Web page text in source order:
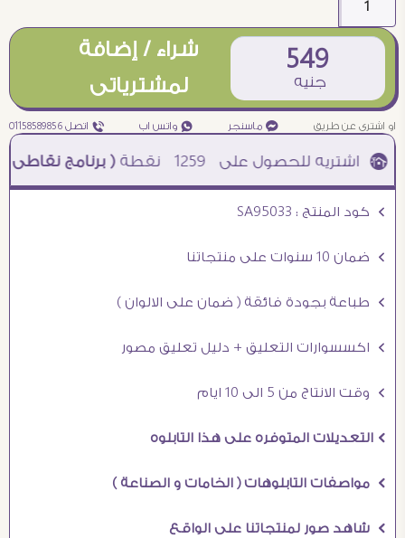
549
جنيه
شراء / إضافة
لمشترياتى
او اشترى عن طريق ¥ ماسنجر ₧ واتس اب ƒ اتصل 01158589856
1259 نقطة( برنامج نقاطى )à خصم 5% للعملاء الجدد à شحن مجانى عند الشراء ب 4000 جنيه à
Ö كود المنتج : SA95033
Ö ضمان 10 سنوات على منتجاتنا
Ö طباعة بجودة فائقة ( ضمان على الالوان )
Ö اكسسوارات التعليق + دليل تعليق مصور
Ö وقت الانتاج من 5 الى 10 ايام
Ö التعديلات المتوفره على هذا التابلوه
Ö مواصفات التابلوهات ( الخامات و الصناعة )
Ö شاهد صور لمنتجاتنا على الواقع